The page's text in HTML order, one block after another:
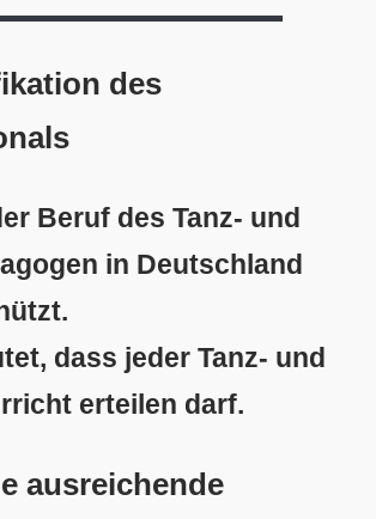
des
Beruf des Tanz- und
in Deutschland
dass jeder Tanz- und
erteilen darf.
ausreichende